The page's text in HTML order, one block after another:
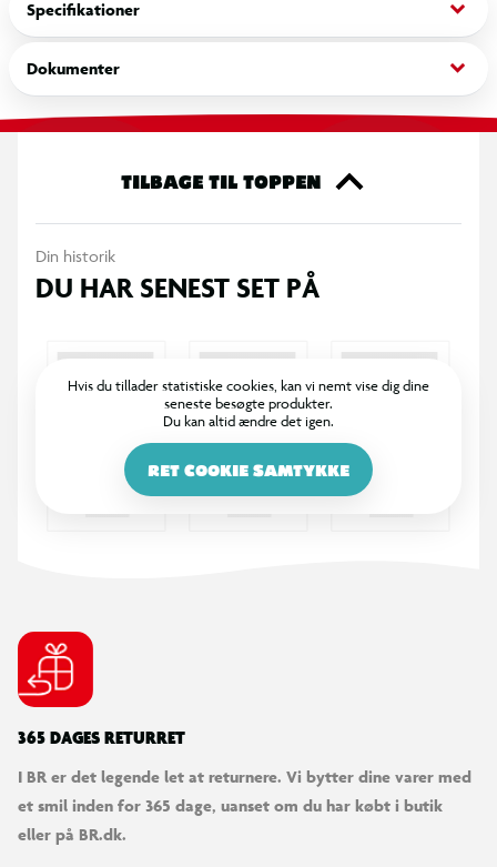
Udviklingsmæssige fordele: At spille musikinstrumenter
fingerfærdigheden.
Specifikationer keyboard_arrow_down
Dokumenter keyboard_arrow_down
TILBAGE TIL TOPPEN
Din historik
DU HAR SENEST SET PÅ
Hvis du tillader statistiske cookies, kan vi nemt vise dig dine
seneste besøgte produkter.
Du kan altid ændre det igen.
RET COOKIE SAMTYKKE
365 DAGES RETURRET
I BR er det legende let at returnere. Vi bytter dine varer med
et smil inden for 365 dage, uanset om du har købt i butik
eller på BR.dk.